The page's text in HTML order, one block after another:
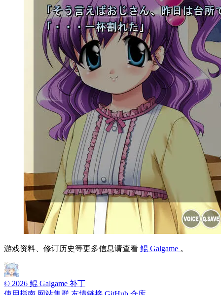
游戏资料、修订历史等更多信息请查看 鲲 Galgame 。
© 2026 鲲 Galgame 补丁